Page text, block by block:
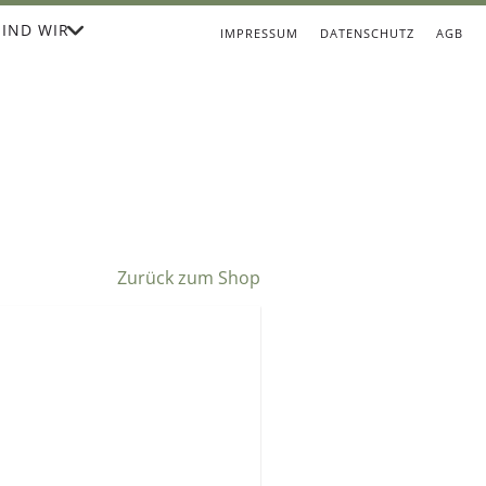
WIR IMPRESSUM DATENSCHUTZ AGB
Zurück zum Shop